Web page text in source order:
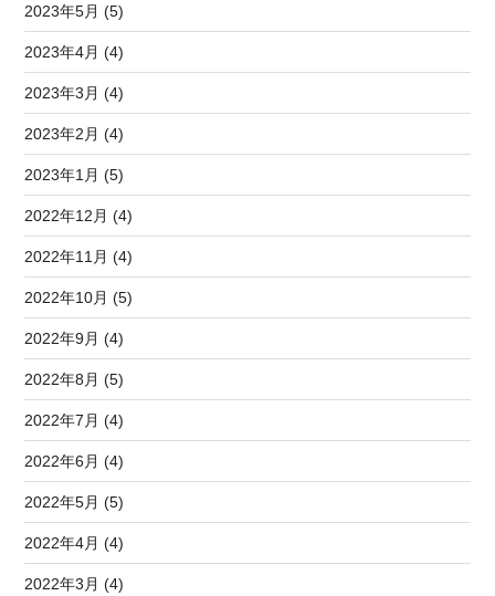
2023年5月 (5)
2023年4月 (4)
2023年3月 (4)
2023年2月 (4)
2023年1月 (5)
2022年12月 (4)
2022年11月 (4)
2022年10月 (5)
2022年9月 (4)
2022年8月 (5)
2022年7月 (4)
2022年6月 (4)
2022年5月 (5)
2022年4月 (4)
2022年3月 (4)